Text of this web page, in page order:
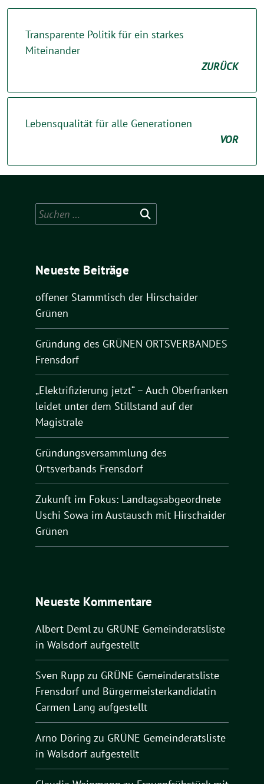
Transparente Politik für ein starkes
Miteinander
ZURÜCK
Lebensqualität für alle Generationen
VOR
Suchen
nach:
Neueste Beiträge
offener Stammtisch der Hirschaider
Grünen
Gründung des GRÜNEN ORTSVERBANDES
Frensdorf
„Elektrifizierung jetzt“ – Auch Oberfranken
leidet unter dem Stillstand auf der
Magistrale
Gründungsversammlung des
Ortsverbands Frensdorf
Zukunft im Fokus: Landtagsabgeordnete
Uschi Sowa im Austausch mit Hirschaider
Grünen
Neueste Kommentare
Albert Demlzu GRÜNE Gemeinderatsliste
in Walsdorf aufgestellt
Sven Rupp zu GRÜNE Gemeinderatsliste
Frensdorf und Bürgermeisterkandidatin
Carmen Lang aufgestellt
Arno Döring zu GRÜNE Gemeinderatsliste
in Walsdorf aufgestellt